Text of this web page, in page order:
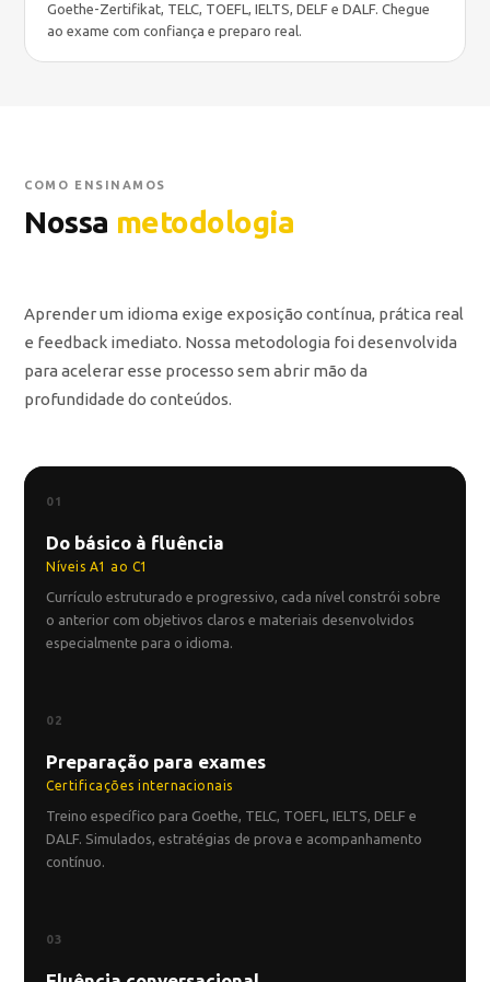
Goethe-Zertifikat, TELC, TOEFL, IELTS, DELF e DALF. Chegue
ao exame com confiança e preparo real.
COMO ENSINAMOS
Nossa metodologia
Aprender um idioma exige exposição contínua, prática real
e feedback imediato. Nossa metodologia foi desenvolvida
para acelerar esse processo sem abrir mão da
profundidade do conteúdos.
01
Do básico à fluência
Níveis A1 ao C1
Currículo estruturado e progressivo, cada nível constrói sobre
o anterior com objetivos claros e materiais desenvolvidos
especialmente para o idioma.
02
Preparação para exames
Certificações internacionais
Treino específico para Goethe, TELC, TOEFL, IELTS, DELF e
DALF. Simulados, estratégias de prova e acompanhamento
contínuo.
03